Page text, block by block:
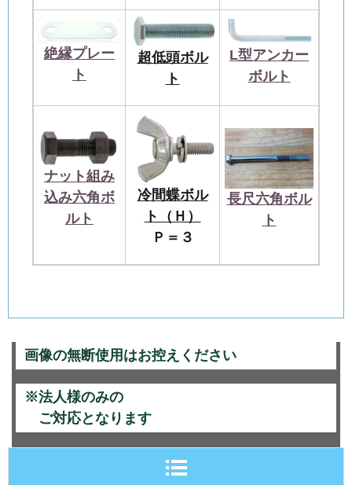
絶縁プレー
ト
超低頭ボル
ト
L型アンカー
ボルト
ナット組み
込み六角ボ
ルト
冷間蝶ボル
ト（Ｈ）
Ｐ＝３
長尺六角ボル
ト
画像の無断使用はお控えください
※法人様のみの
ご対応となります